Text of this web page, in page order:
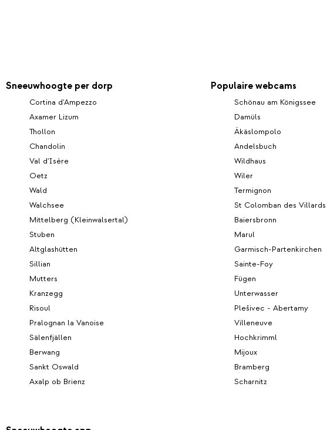
Sneeuwhoogte per dorp
Cortina d'Ampezzo
Axamer Lizum
Thollon
Chandolin
Val d'Isère
Oetz
Wald
Walchsee
Mittelberg (Kleinwalsertal)
Stuben
Altglashütten
Sillian
Mutters
Kranzegg
Risoul
Pralognan la Vanoise
Sälenfjällen
Berwang
Sankt Oswald
Axalp ob Brienz
Populaire webcams
Schönau am Königssee
Damüls
Äkäslompolo
Andelsbuch
Wildhaus
Wiler
Termignon
St Colomban des Villards
Baiersbronn
Marul
Garmisch-Partenkirchen
Sainte-Foy
Fügen
Unterwasser
Plešivec - Abertamy
Villeneuve
Hochkrimml
Mijoux
Bramberg
Scharnitz